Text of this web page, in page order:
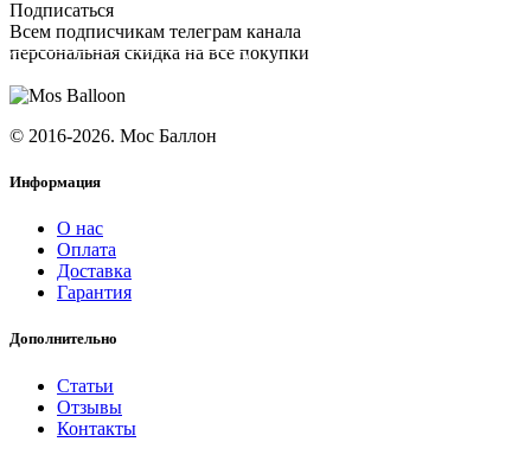
Подписаться
Всем подписчикам телеграм канала
персональная скидка на все покупки
© 2016-2026. Мос Баллон
Информация
О нас
Оплата
Доставка
Гарантия
Дополнительно
Статьи
Отзывы
Контакты